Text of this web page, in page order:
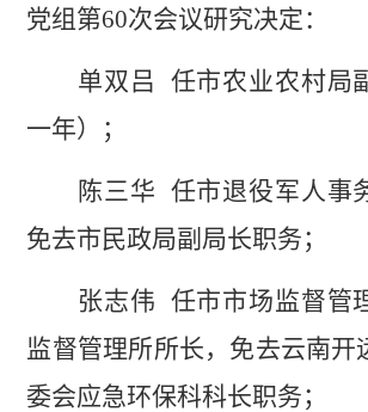
党组第60次会议研究决定：
单双吕
任市农业农村局
一年）；
陈三华 任市退役军人事
免去市民政局副局长职务；
张志伟 任市市场监督管
监督管理所所长，免去云南开
委会应急环保科科长职务；